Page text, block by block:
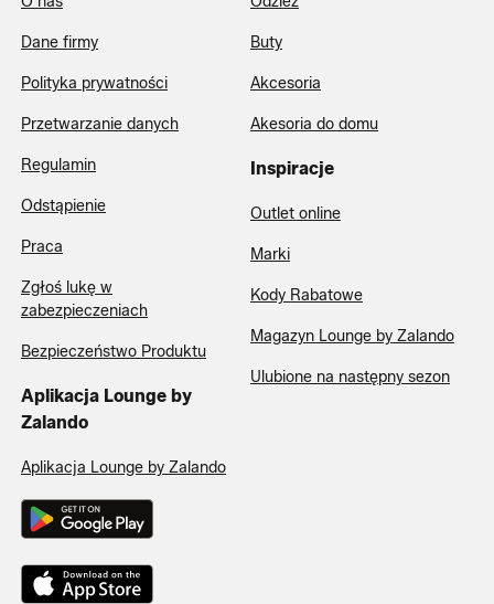
Dane firmy
Polityka prywatności
Przetwarzanie danych
Regulamin
Odstąpienie
Praca
Zgłoś lukę w
zabezpieczeniach
Bezpieczeństwo Produktu
Aplikacja Lounge by
Zalando
Aplikacja Lounge by Zalando
Buty
Akcesoria
Akesoria do domu
Inspiracje
Outlet online
Marki
Kody Rabatowe
Magazyn Lounge by Zalando
Ulubione na następny sezon